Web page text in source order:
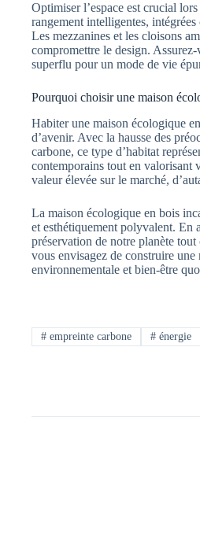
Optimiser l’espace est crucial
rangement intelligentes,
Les mezzanines et les cloisons
compromettre le design.
superflu pour un mode de vie
Pourquoi choisir une maison
Habiter une maison écologique
d’avenir. Avec la hausse des
carbone, ce type d’habitat
contemporains tout en valorisant
valeur élevée sur le marché,
La maison écologique en bois
et esthétiquement polyvalent. En
préservation de notre planète
vous envisagez de construire
environnementale et bien-être
#empreinte carbone #énergie